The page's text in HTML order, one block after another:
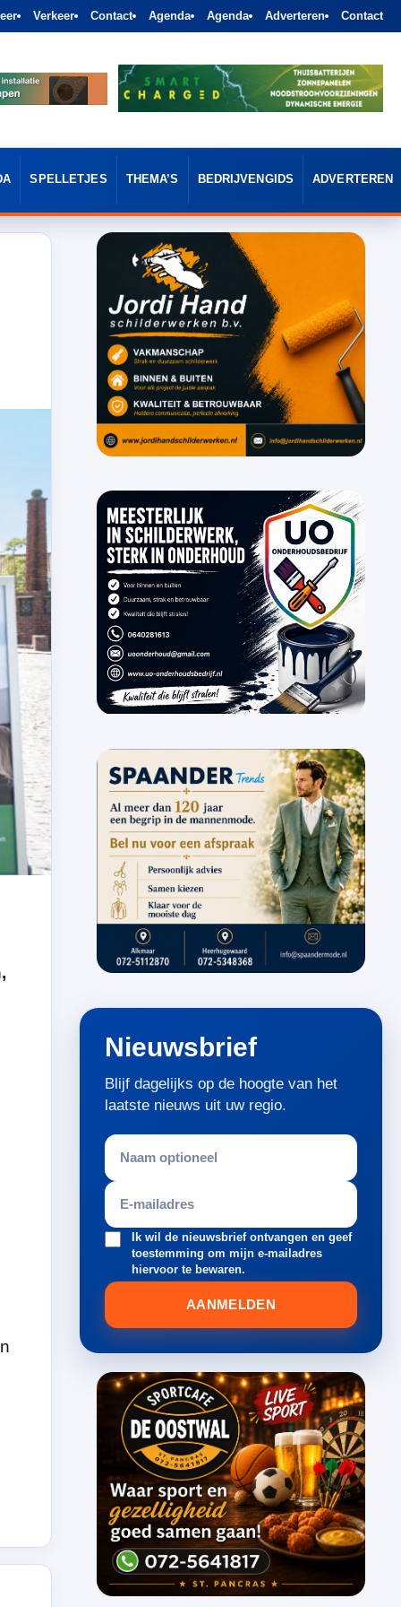
Verkeer Contact Agenda Agenda Adverteren Contact
SPELLETJES THEMA’S BEDRIJVENGIDS ADVERTEREN
Nieuwsbrief
Blijf dagelijks op de hoogte van het
laatste nieuws uit uw regio.
Ik wil de nieuwsbrief ontvangen en geef
toestemming om mijn e-mailadres
hiervoor te bewaren.
AANMELDEN